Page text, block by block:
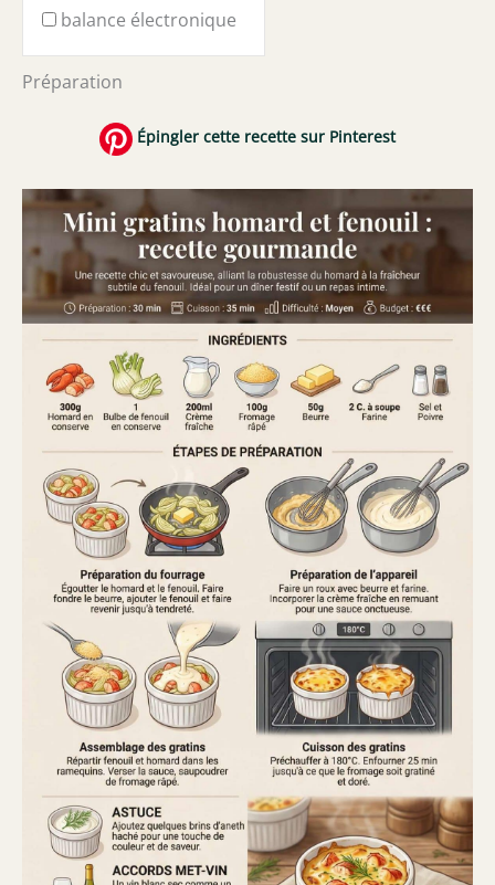
balance électronique
Préparation
Épingler cette recette sur Pinterest